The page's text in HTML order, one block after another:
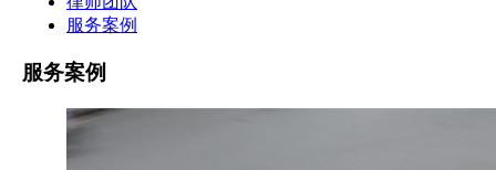
服务案例
服务案例